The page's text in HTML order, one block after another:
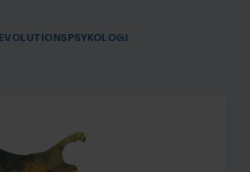
EVOLUTIONSPSYKOLOGI